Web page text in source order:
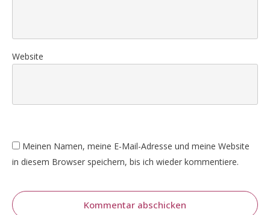
Website
Meinen Namen, meine E-Mail-Adresse und meine Website
in diesem Browser speichern, bis ich wieder kommentiere.
Kommentar abschicken